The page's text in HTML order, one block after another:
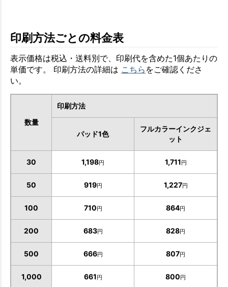
印刷方法ごとの料金表
表示価格は税込・送料別で、印刷代を含めた1個あたりの
単価です。 印刷方法の詳細は こちら をご確認くださ
い。
数量
印刷方法
パッド1色
フルカラーインクジェ
ット
30 1,198円 1,711円
50 919円 1,227円
100 710円 864円
200 683円 828円
500 666円 807円
1,000 661円 800円